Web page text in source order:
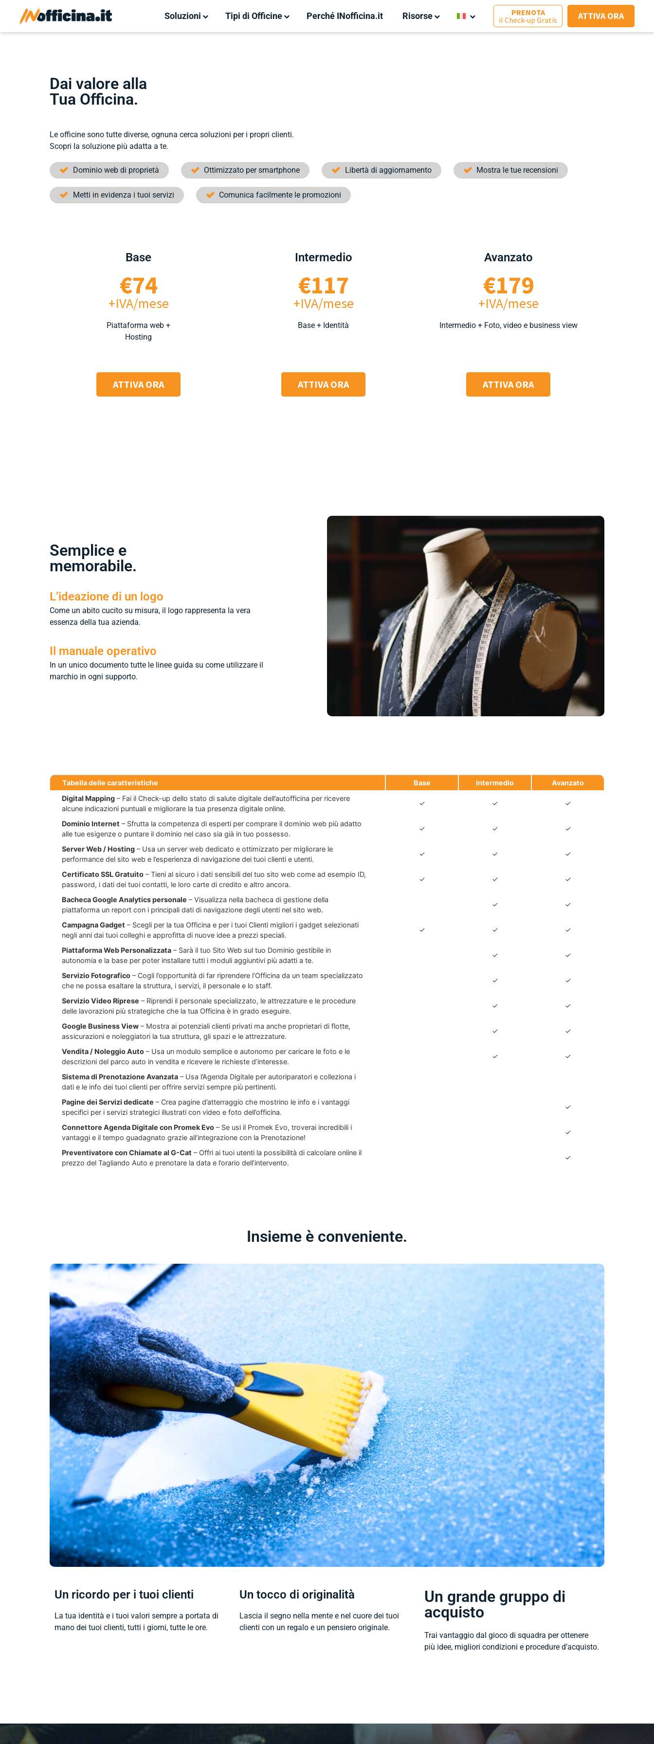
PRENOTA
il Check-up Gratis
ATTIVA ORA
Soluzioni Tipi di Officine Perché INofficina.it Risorse
Dai valore alla
Tua Officina.
Le officine sono tutte diverse, ognuna cerca soluzioni per i propri clienti.
Scopri la soluzione più adatta a te.
Dominio web di proprietà Ottimizzato per smartphone Libertà di aggiornamento Mostra le tue recensioni
Metti in evidenza i tuoi servizi Comunica facilmente le promozioni
Base
€74
+IVA/mese
Piattaforma web +
Hosting
ATTIVA ORA
Intermedio
€117
+IVA/mese
Base + Identità
ATTIVA ORA
Avanzato​
€179
+IVA/mese
Intermedio + Foto, video e business view
ATTIVA ORA
Semplice e
memorabile.
L’ideazione di un logo
Come un abito cucito su misura, il logo rappresenta la vera
essenza della tua azienda.
Il manuale operativo
In un unico documento tutte le linee guida su come utilizzare il
marchio in ogni supporto.
Tabella delle caratteristiche Base Intermedio
Avanzato
Digital Mapping – Fai il Check-up dello stato di salute digitale dell’autofficina per ricevere
alcune indicazioni puntuali e migliorare la tua presenza digitale online.
✓ ✓ ✓
Dominio Internet – Sfrutta la competenza di esperti per comprare il dominio web più adatto
alle tue esigenze o puntare il dominio nel caso sia già in tuo possesso.
✓ ✓ ✓
Server Web / Hosting – Usa un server web dedicato e ottimizzato per migliorare le
performance del sito web e l’esperienza di navigazione dei tuoi clienti e utenti.
✓ ✓ ✓
Certificato SSL Gratuito – Tieni al sicuro i dati sensibili del tuo sito web come ad esempio ID,
password, i dati dei tuoi contatti, le loro carte di credito e altro ancora.
✓ ✓ ✓
Bacheca Google Analytics personale – Visualizza nella bacheca di gestione della
piattaforma un report con i principali dati di navigazione degli utenti nel sito web.
✓ ✓
Campagna Gadget – Scegli per la tua Officina e per i tuoi Clienti migliori i gadget selezionati
negli anni dai tuoi colleghi e approfitta di nuove idee a prezzi speciali.
✓ ✓ ✓
Piattaforma Web Personalizzata – Sarà il tuo Sito Web sul tuo Dominio gestibile in
autonomia e la base per poter installare tutti i moduli aggiuntivi più adatti a te.
✓ ✓
Servizio Fotografico – Cogli l’opportunità di far riprendere l’Officina da un team specializzato
che ne possa esaltare la struttura, i servizi, il personale e lo staff.
✓ ✓
Servizio Video Riprese – Riprendi il personale specializzato, le attrezzature e le procedure
delle lavorazioni più strategiche che la tua Officina è in grado eseguire.
✓ ✓
Google Business View – Mostra ai potenziali clienti privati ma anche proprietari di flotte,
assicurazioni e noleggiatori la tua struttura, gli spazi e le attrezzature.
✓ ✓
Vendita / Noleggio Auto – Usa un modulo semplice e autonomo per caricare le foto e le
descrizioni del parco auto in vendita e ricevere le richieste d’interesse.
✓ ✓
Sistema di Prenotazione Avanzata – Usa l’Agenda Digitale per autoriparatori e colleziona i
dati e le info dei tuoi clienti per offrire servizi sempre più pertinenti.
Pagine dei Servizi dedicate – Crea pagine d’atterraggio che mostrino le info e i vantaggi
specifici per i servizi strategici illustrati con video e foto dell’officina.
✓
Connettore Agenda Digitale con Promek Evo – Se usi il Promek Evo, troverai incredibili i
vantaggi e il tempo guadagnato grazie all’integrazione con la Prenotazione!
✓
Preventivatore con Chiamate al G-Cat – Offri ai tuoi utenti la possibilità di calcolare online il
prezzo del Tagliando Auto e prenotare la data e l’orario dell’intervento.
✓
Insieme è conveniente.
Un ricordo per i tuoi clienti
La tua identità e i tuoi valori sempre a portata di
mano dei tuoi clienti, tutti i giorni, tutte le ore.
Un tocco di originalità
Lascia il segno nella mente e nel cuore dei tuoi
clienti con un regalo e un pensiero originale.
Un grande gruppo di
acquisto
Trai vantaggio dal gioco di squadra per ottenere
più idee, migliori condizioni e procedure d’acquisto.